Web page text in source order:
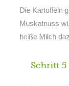
Die Kartoffeln
Muskatnuss
heiße Milch
Schritt 5